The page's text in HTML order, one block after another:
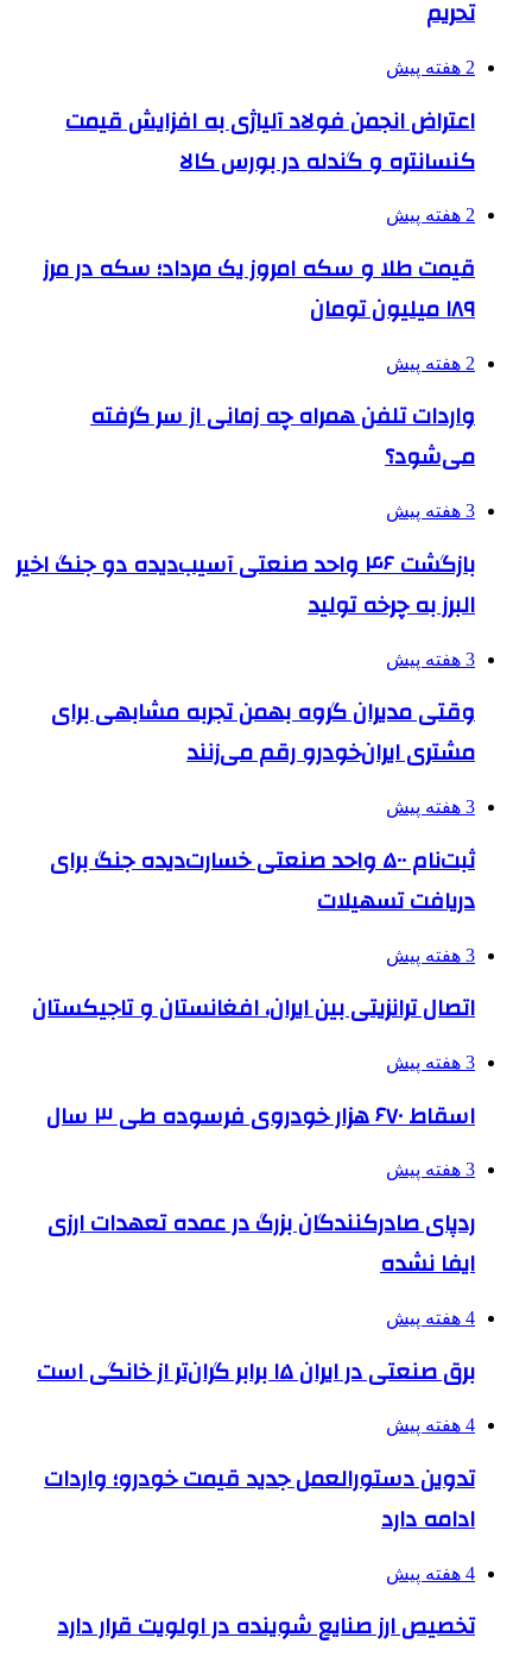
تحریم
2 هفته پیش
اعتراض انجمن فولاد آلیاژی به افزایش قیمت
کنسانتره و گندله در بورس کالا
2 هفته پیش
قیمت طلا و سکه امروز یک مرداد؛ سکه در مرز
۱۸۹ میلیون تومان
2 هفته پیش
واردات تلفن همراه چه زمانی از سر گرفته
می‌شود؟
3 هفته پیش
بازگشت ۴۶ واحد صنعتی آسیب‌دیده دو جنگ اخیر
البرز به چرخه تولید
3 هفته پیش
وقتی مدیران گروه بهمن تجربه مشابهی برای
مشتری ایران‌خودرو رقم می‌زنند
3 هفته پیش
ثبت‌نام ۵۰۰ واحد صنعتی خسارت‌دیده جنگ برای
دریافت تسهیلات
3 هفته پیش
اتصال ترانزیتی بین ایران، افغانستان و تاجیکستان
3 هفته پیش
اسقاط ۶۷۰ هزار خودروی فرسوده طی ۳ سال
3 هفته پیش
ردپای صادرکنندگان بزرگ در عمده تعهدات ارزی
ایفا نشده
4 هفته پیش
برق صنعتی در ایران ۱۵ برابر گران‌تر از خانگی است
4 هفته پیش
تدوین دستورالعمل جدید قیمت خودرو؛ واردات
ادامه دارد
4 هفته پیش
تخصیص ارز صنایع شوینده در اولویت قرار دارد